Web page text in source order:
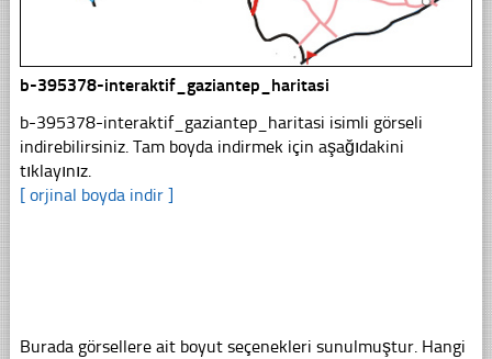
b-395378-interaktif_gaziantep_haritasi
b-395378-interaktif_gaziantep_haritasi isimli görseli
indirebilirsiniz. Tam boyda indirmek için aşağıdakini
tıklayınız.
[ orjinal boyda indir ]
Burada görsellere ait boyut seçenekleri sunulmuştur. Hangi